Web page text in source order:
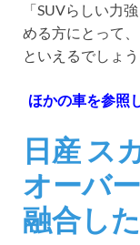
「SUVらしい力
める方にとって
といえるでしょう
ほかの車を参照
日産 ス
オーバ
融合し